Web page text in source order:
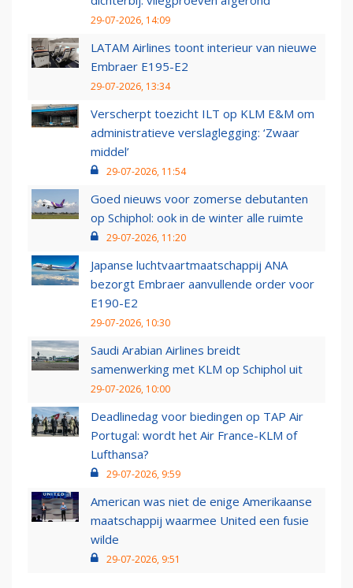
29-07-2026, 14:09
LATAM Airlines toont interieur van nieuwe
Embraer E195-E2
29-07-2026, 13:34
Verscherpt toezicht ILT op KLM E&M om
administratieve verslaglegging: ‘Zwaar
middel’
29-07-2026, 11:54
Goed nieuws voor zomerse debutanten
op Schiphol: ook in de winter alle ruimte
29-07-2026, 11:20
Japanse luchtvaartmaatschappij ANA
bezorgt Embraer aanvullende order voor
E190-E2
29-07-2026, 10:30
Saudi Arabian Airlines breidt
samenwerking met KLM op Schiphol uit
29-07-2026, 10:00
Deadlinedag voor biedingen op TAP Air
Portugal: wordt het Air France-KLM of
Lufthansa?
29-07-2026, 9:59
American was niet de enige Amerikaanse
maatschappij waarmee United een fusie
wilde
29-07-2026, 9:51